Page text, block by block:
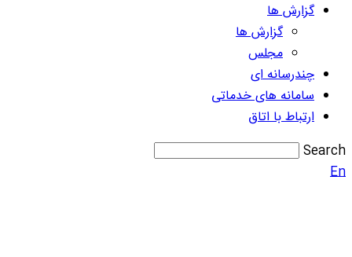
گزارش ها
گزارش ها
مجلس
چندرسانه ای
سامانه های خدماتی
ارتباط با اتاق
Search
En